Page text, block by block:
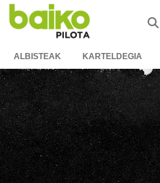
ALBISTEAK KARTELDEGIA